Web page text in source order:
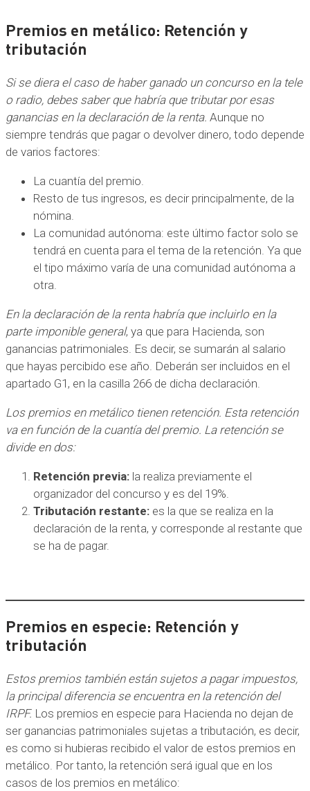
Premios en metálico: Retención y
tributación
Si se diera el caso de haber ganado un concurso en la tele
o radio, debes saber que habría que tributar por esas
ganancias en la declaración de la renta. Aunque no
siempre tendrás que pagar o devolver dinero, todo depende
de varios factores:
La cuantía del premio.
Resto de tus ingresos, es decir principalmente, de la
nómina.
La comunidad autónoma: este último factor solo se
tendrá en cuenta para el tema de la retención. Ya que
el tipo máximo varía de una comunidad autónoma a
otra.
En la declaración de la renta habría que incluirlo en la
parte imponible general, ya que para Hacienda, son
ganancias patrimoniales. Es decir, se sumarán al salario
que hayas percibido ese año. Deberán ser incluidos en el
apartado G1, en la casilla 266 de dicha declaración.
Los premios en metálico tienen retención. Esta retención
va en función de la cuantía del premio. La retención se
divide en dos:
Retención previa: la realiza previamente el
organizador del concurso y es del 19%.
Tributación restante: es la que se realiza en la
declaración de la renta, y corresponde al restante que
se ha de pagar.
Premios en especie: Retención y
tributación
Estos premios también están sujetos a pagar impuestos,
la principal diferencia se encuentra en la retención del
IRPF. Los premios en especie para Hacienda no dejan de
ser ganancias patrimoniales sujetas a tributación, es decir,
es como si hubieras recibido el valor de estos premios en
metálico. Por tanto, la retención será igual que en los
casos de los premios en metálico: